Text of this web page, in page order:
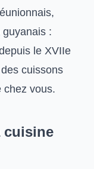
guyanais :
le XVIIe
cuissons
chez vous.
cuisine